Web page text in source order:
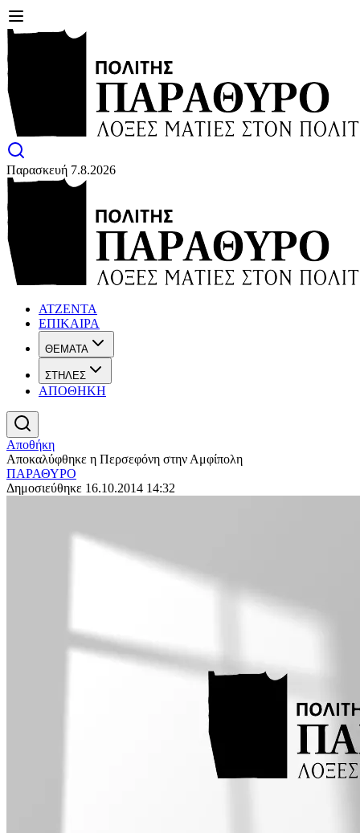
Παρασκευή 7.8.2026
ΑΤΖΕΝΤΑ
ΕΠΙΚΑΙΡΑ
ΘΕΜΑΤΑ
ΣΤΗΛΕΣ
ΑΠΟΘΗΚΗ
Αποθήκη
Αποκαλύφθηκε η Περσεφόνη στην Αμφίπολη
ΠΑΡΑΘΥΡΟ
Δημοσιεύθηκε 16.10.2014 14:32